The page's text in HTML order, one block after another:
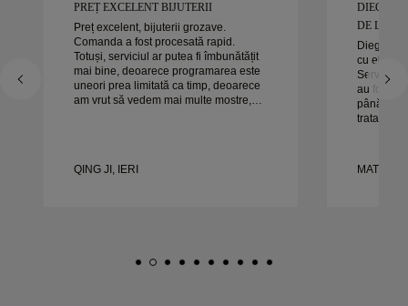
PREȚ EXCELENT BIJUTERII
Preț excelent, bijuterii grozave.
Comanda a fost procesată rapid.
Totuși, serviciul ar putea fi îmbunătățit
mai bine, deoarece programarea este
uneori prea limitată ca timp, deoarece
am vrut să vedem mai multe mostre,
QING JI, IERI
DIEGO A
DE
Diego a
cu el
Serviciul
au fost
până la
tratat
căldură
frumoase